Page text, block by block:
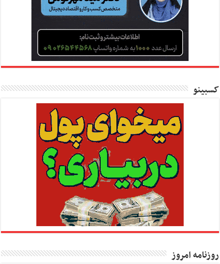
کسبینو
روزنامه امروز